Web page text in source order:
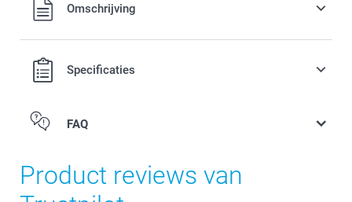
verzendkosten.Omschrijving
Specificaties
FAQ
Product reviews van